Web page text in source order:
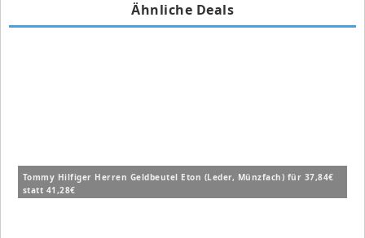
Ähnliche Deals
Tommy Hilfiger Herren Geldbeutel Eton (Leder, Münzfach) für 37,84€
statt 41,28€